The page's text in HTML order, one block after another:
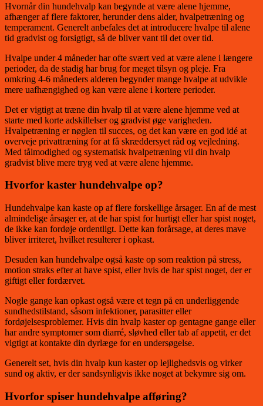
Hvornår din hundehvalp kan begynde at være alene hjemme,
afhænger af flere faktorer, herunder dens alder, hvalpetræning og
temperament. Generelt anbefales det at introducere hvalpe til alene
tid gradvist og forsigtigt, så de bliver vant til det over tid.
Hvalpe under 4 måneder har ofte svært ved at være alene i længere
perioder, da de stadig har brug for meget tilsyn og pleje. Fra
omkring 4-6 måneders alderen begynder mange hvalpe at udvikle
mere uafhængighed og kan være alene i kortere perioder.
Det er vigtigt at træne din hvalp til at være alene hjemme ved at
starte med korte adskillelser og gradvist øge varigheden.
Hvalpetræning er nøglen til succes, og det kan være en god idé at
overveje privattræning for at få skræddersyet råd og vejledning.
Med tålmodighed og systematisk hvalpetræning vil din hvalp
gradvist blive mere tryg ved at være alene hjemme.
Hvorfor kaster hundehvalpe op?
Hundehvalpe kan kaste op af flere forskellige årsager. En af de mest
almindelige årsager er, at de har spist for hurtigt eller har spist noget,
de ikke kan fordøje ordentligt. Dette kan forårsage, at deres mave
bliver irriteret, hvilket resulterer i opkast.
Desuden kan hundehvalpe også kaste op som reaktion på stress,
motion straks efter at have spist, eller hvis de har spist noget, der er
giftigt eller fordærvet.
Nogle gange kan opkast også være et tegn på en underliggende
sundhedstilstand, såsom infektioner, parasitter eller
fordøjelsesproblemer. Hvis din hvalp kaster op gentagne gange eller
har andre symptomer som diarré, sløvhed eller tab af appetit, er det
vigtigt at kontakte din dyrlæge for en undersøgelse.
Generelt set, hvis din hvalp kun kaster op lejlighedsvis og virker
sund og aktiv, er der sandsynligvis ikke noget at bekymre sig om.
Hvorfor spiser hundehvalpe afføring?